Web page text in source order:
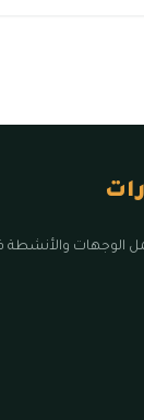
الوجهات والأنشطة في